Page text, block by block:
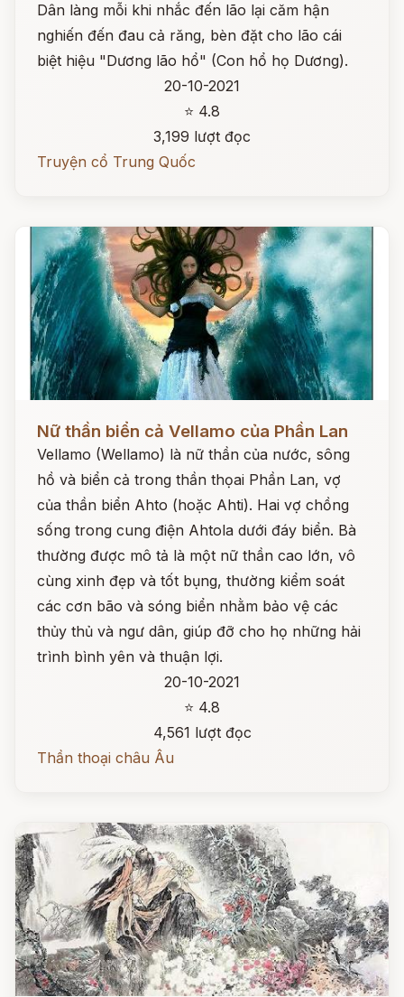
Dân làng mỗi khi nhắc đến lão lại căm hận
nghiến đến đau cả răng, bèn đặt cho lão cái
biệt hiệu "Dương lão hổ" (Con hổ họ Dương).
20-10-2021
⭐ 4.8
3,199 lượt đọc
Truyện cổ Trung Quốc
Nữ thần biển cả Vellamo của Phần Lan
Vellamo (Wellamo) là nữ thần của nước, sông
hồ và biển cả trong thần thọai Phần Lan, vợ
của thần biển Ahto (hoặc Ahti). Hai vợ chồng
sống trong cung điện Ahtola dưới đáy biển. Bà
thường được mô tả là một nữ thần cao lớn, vô
cùng xinh đẹp và tốt bụng, thường kiểm soát
các cơn bão và sóng biển nhằm bảo vệ các
thủy thủ và ngư dân, giúp đỡ cho họ những hải
trình bình yên và thuận lợi.
20-10-2021
⭐ 4.8
4,561 lượt đọc
Thần thoại châu Âu